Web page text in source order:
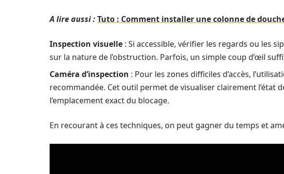
A lire aussi :Tuto : Comment installer une colonne de
Inspection visuelle : Si accessible, vérifier les regards ou les
sur la nature de l’obstruction. Parfois, un simple coup d’œil
Caméra d’inspection : Pour les zones difficiles d’accès,
recommandée. Cet outil permet de visualiser clairement l’état
l’emplacement exact du blocage.
En recourant à ces techniques, on peut gagner du temps et